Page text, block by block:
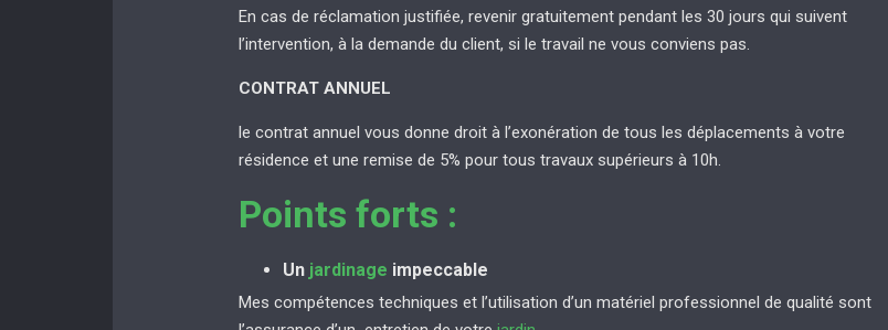
En cas de réclamation justifiée, revenir gratuitement pendant les 30 jours qui suivent
l’intervention, à la demande du client, si le travail ne vous conviens pas.
CONTRAT ANNUEL
le contrat annuel vous donne droit à l’exonération de tous les déplacements à votre
résidence et une remise de 5% pour tous travaux supérieurs à 10h.
Points forts :
Un jardinage impeccable
Mes compétences techniques et l’utilisation d’un matériel professionnel de qualité sont